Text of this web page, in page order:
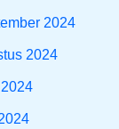
2024
2024